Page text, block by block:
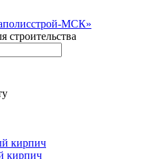
строительства
кирпич
кирпич